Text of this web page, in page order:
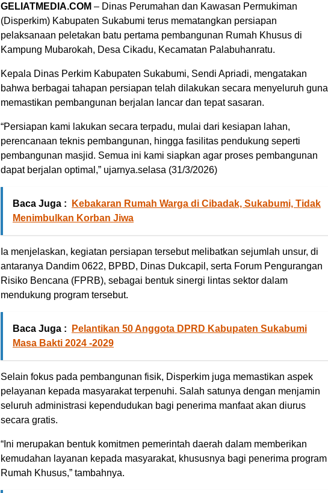
GELIATMEDIA.COM – Dinas Perumahan dan Kawasan Permukiman
(Disperkim) Kabupaten Sukabumi terus mematangkan persiapan
pelaksanaan peletakan batu pertama pembangunan Rumah Khusus di
Kampung Mubarokah, Desa Cikadu, Kecamatan Palabuhanratu.
Kepala Dinas Perkim Kabupaten Sukabumi, Sendi Apriadi, mengatakan
bahwa berbagai tahapan persiapan telah dilakukan secara menyeluruh guna
memastikan pembangunan berjalan lancar dan tepat sasaran.
“Persiapan kami lakukan secara terpadu, mulai dari kesiapan lahan,
perencanaan teknis pembangunan, hingga fasilitas pendukung seperti
pembangunan masjid. Semua ini kami siapkan agar proses pembangunan
dapat berjalan optimal,” ujarnya.selasa (31/3/2026)
Baca Juga :
Kebakaran Rumah Warga di Cibadak, Sukabumi, Tidak
Menimbulkan Korban Jiwa
Ia menjelaskan, kegiatan persiapan tersebut melibatkan sejumlah unsur, di
antaranya Dandim 0622, BPBD, Dinas Dukcapil, serta Forum Pengurangan
Risiko Bencana (FPRB), sebagai bentuk sinergi lintas sektor dalam
mendukung program tersebut.
Baca Juga :
Pelantikan 50 Anggota DPRD Kabupaten Sukabumi
Masa Bakti 2024 -2029
Selain fokus pada pembangunan fisik, Disperkim juga memastikan aspek
pelayanan kepada masyarakat terpenuhi. Salah satunya dengan menjamin
seluruh administrasi kependudukan bagi penerima manfaat akan diurus
secara gratis.
“Ini merupakan bentuk komitmen pemerintah daerah dalam memberikan
kemudahan layanan kepada masyarakat, khususnya bagi penerima program
Rumah Khusus,” tambahnya.